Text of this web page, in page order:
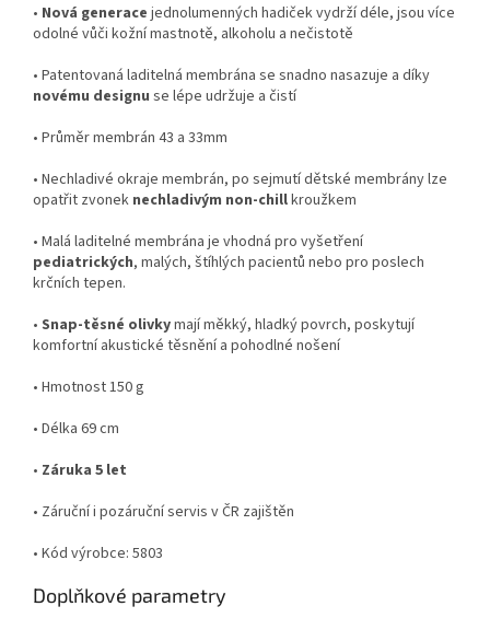
• Nová generace jednolumenných hadičekvydržídéle, jsou více
odolné vůči kožní mastnotě, alkoholu a nečistotě
• Patentovaná laditelná membrána se snadno nasazuje a díky
novému designu se lépe udržuje a čistí
• Průměr membrán 43 a 33mm
• Nechladivé okraje membrán, po sejmutí dětské membrány lze
opatřit zvonek nechladivým non-chillkroužkem
• Malá laditelné membrána je vhodná pro vyšetření
pediatrických, malých, štíhlých pacientů nebo pro poslech
krčních tepen.
• Snap-těsné olivkymajíměkký, hladký povrch, poskytují
komfortní akustické těsnění a pohodlné nošení
• Hmotnost 150 g
• Délka 69 cm
• Záruka 5 let
• Záruční i pozáruční servis v ČR zajištěn
• Kód výrobce: 5803
Doplňkové parametry